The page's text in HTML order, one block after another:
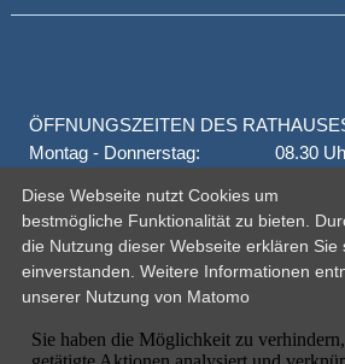
ÖFFNUNGSZEITEN DES
Montag - Donnerstag:
08.30
14.00
jeden 1. und 3. Montag
16.00
Freitag
oder nach Vereinbarung
Diese Webseite nutzt Cookies um
bestmögliche Funktionalität zu bieten.
die Nutzung dieser Webseite erklären Sie
einverstanden. Weitere Informationen
unserer Nutzung von Matomo